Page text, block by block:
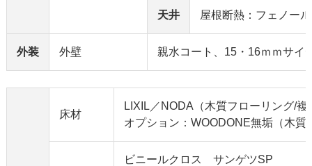
天井 屋根断熱：フェノー
外装 外壁 親水コート、15・16ｍｍサイ
床材
LIXIL／NODA（木質フローリング/複
オプション：WOODONE無垢（木質
ビニールクロス サンゲツSP